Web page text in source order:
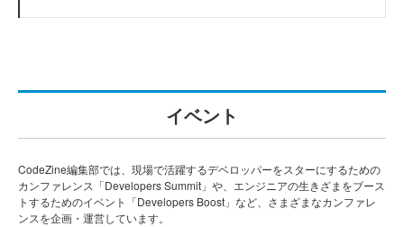
イベント
CodeZine編集部では、現場で活躍するデベロッパーをスターにするための
カンファレンス「Developers Summit」や、エンジニアの生きざまをブース
トするためのイベント「Developers Boost」など、さまざまなカンファレ
ンスを企画・運営しています。